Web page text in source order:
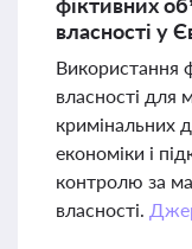
власності у
Використання
власності для
кримінальних
економіки і
контролю за
власності.